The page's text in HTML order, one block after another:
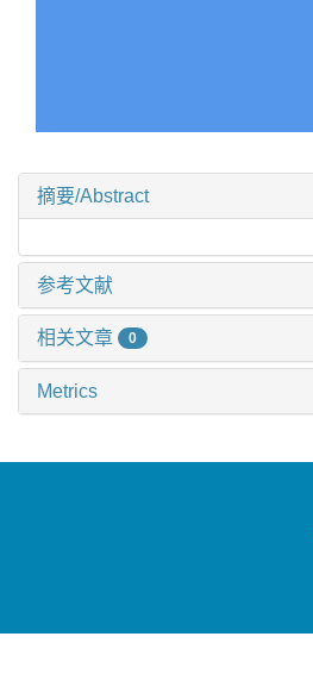
摘要/Abstract
参考文献
相关文章 0
Metrics